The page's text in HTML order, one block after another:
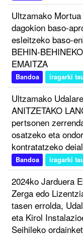
Ultzamako
dagokion baso-
esleitzeko baso-
BEHIN-
EMAITZA
Bandoa iragarki
Ultzamako
ANITZETAKO
pertsonen
osatzeko eta
kontratatzeko
Bandoa iragarki
2024ko Jarduera
Zerga edo
tasen errolda,
eta Kirol
Seihileko